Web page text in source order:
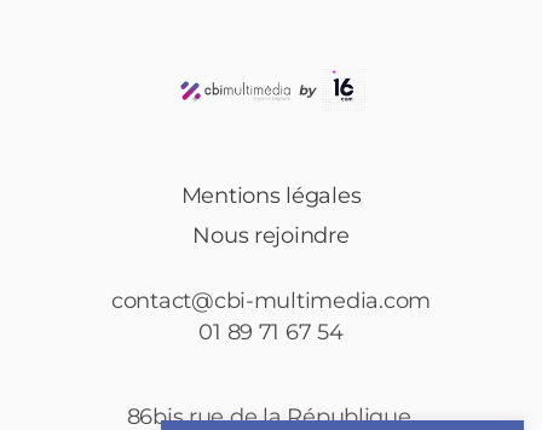
Mentions légales
Nous rejoindre
contact@cbi-multimedia.com
01 89 71 67 54
86bis rue de la République,